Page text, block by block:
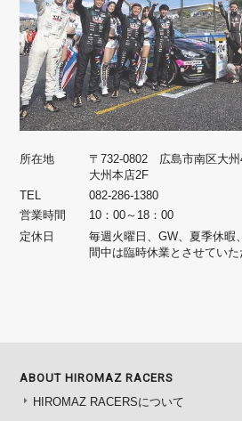
所在地
〒732-0802 広島市南区大州
大州本店2F
TEL
082-286-1380
営業時間
10：00～18：00
定休日
毎週火曜日、GW、夏季休
間中は臨時休業とさせてい
ABOUT HIROMAZ RACERS
HIROMAZ RACERSについて